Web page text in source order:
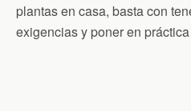
plantas en casa, basta con
exigencias y poner en